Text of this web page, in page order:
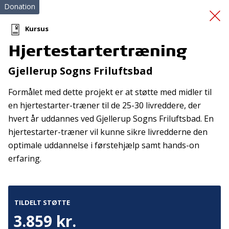
Klinik for Intensiv
Livsstil
Donation
Kursus
Hjertestartertræning
Gjellerup Sogns Friluftsbad
Formålet med dette projekt er at støtte med midler til
en hjertestarter-træner til de 25-30 livreddere, der
hvert år uddannes ved Gjellerup Sogns Friluftsbad. En
hjertestarter-træner vil kunne sikre livredderne den
optimale uddannelse i førstehjælp samt hands-on
erfaring.
TILDELT STØTTE
3.859 kr.
aktiviteter direkte i din indbakke.